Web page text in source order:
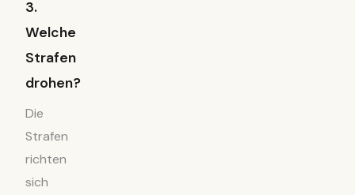
3.
Welche
Strafen
drohen?
Die
Strafen
richten
sich